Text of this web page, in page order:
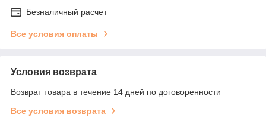
Безналичный расчет
Все условия оплаты
Условия возврата
Возврат товара в течение 14 дней по договоренности
Все условия возврата